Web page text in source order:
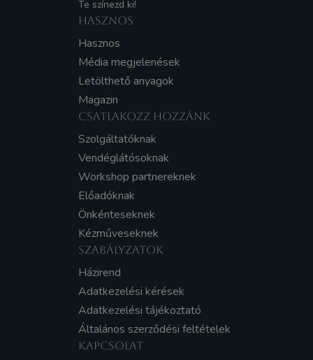
Te színezd ki!
HASZNOS
Hasznos
Média megjelenések
Letölthető anyagok
Magazin
CSATLAKOZZ HOZZÁNK
Szolgáltatóknak
Vendéglátósoknak
Workshop partnereknek
Előadóknak
Önkénteseknek
Kézműveseknek
SZABÁLYZATOK
Házirend
Adatkezelési kérések
Adatkezelési tájékoztató
Általános szerződési feltételek
KAPCSOLAT